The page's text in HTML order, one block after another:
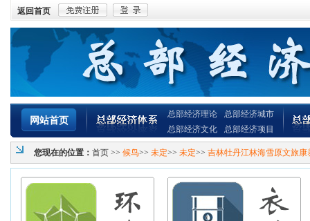
返回首页
网站首页
总部经济理论
总部经济文化
总部经济城市
总部经济项目
您现在的位置： 首页 >> 候鸟>> 未定>> 未定>> 吉林牡丹江林海雪原文旅康